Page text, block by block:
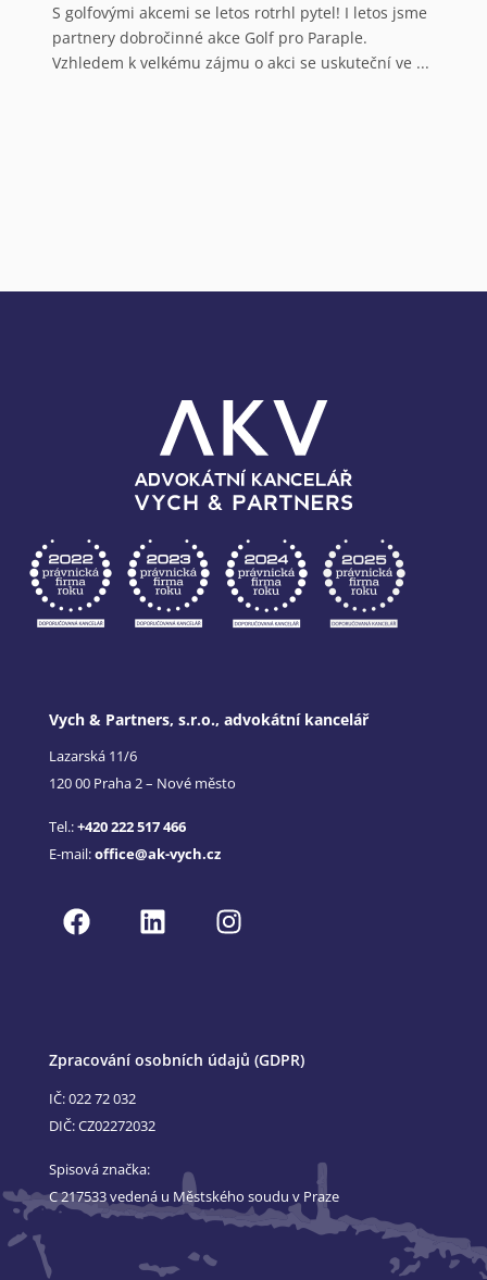
S golfovými akcemi se letos rotrhl pytel! I letos jsme
partnery dobročinné akce Golf pro Paraple.
Vzhledem k velkému zájmu o akci se uskuteční ve ...
Vych & Partners, s.r.o., advokátní kancelář
Lazarská 11/6
120 00 Praha 2 – Nové město
Tel.:+420 222 517 466
E-mail:office@ak-vych.cz
Zpracování osobních údajů (GDPR)
IČ: 022 72 032
DIČ: CZ02272032
Spisová značka:
C 217533 vedená u Městského soudu v Praze